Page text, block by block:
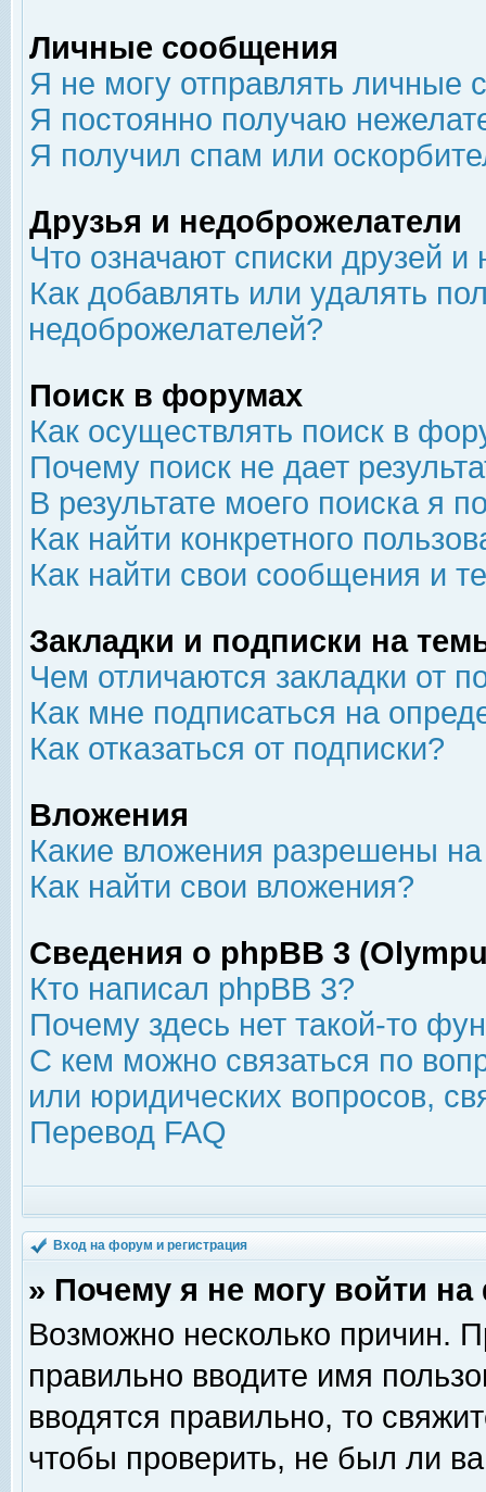
Личные сообщения
Я не могу отправлять личные
Я постоянно получаю
Я получил спам или
Друзья и недоброжелатели
Что означают списки друзей
Как добавлять или удалять
недоброжелателей?
Поиск в форумах
Как осуществлять поиск в
Почему поиск не дает
В результате моего поиска я
Как найти конкретного
Как найти свои сообщения и
Закладки и подписки на
Чем отличаются закладки от
Как мне подписаться на
Как отказаться от подписки?
Вложения
Какие вложения разрешены
Как найти свои вложения?
Сведения о phpBB 3
Кто написал phpBB 3?
Почему здесь нет такой-то
С кем можно связаться по
или юридических вопросов,
Перевод FAQ
Вход на форум и регистрация
» Почему я не могу войти
Возможно несколько причин.
правильно вводите имя
вводятся правильно, то
чтобы проверить, не был ли